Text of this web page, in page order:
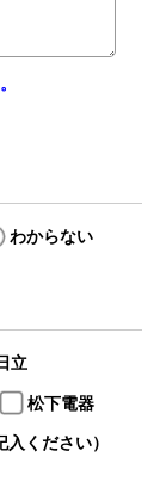
わからない
立
松下電器
ください）